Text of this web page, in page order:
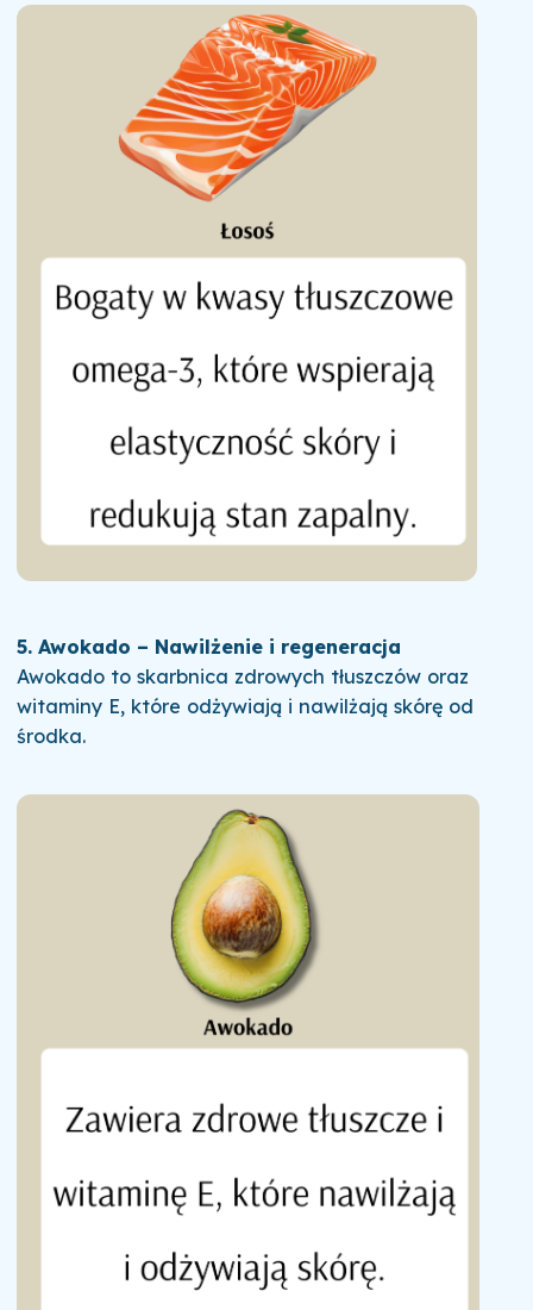
5. Awokado – Nawilżenie i regeneracja
Awokado to skarbnica zdrowych tłuszczów oraz
witaminy E, które odżywiają i nawilżają skórę od
środka.